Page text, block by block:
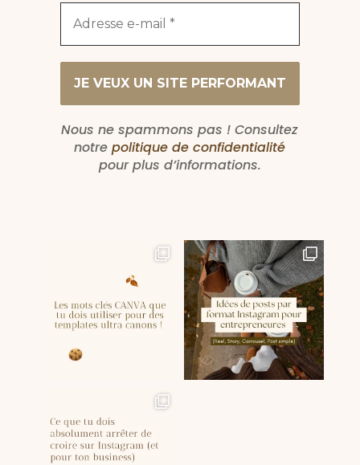
Nous ne spammons pas ! Consultez
notrepolitique de confidentialité
pour plus d’informations.